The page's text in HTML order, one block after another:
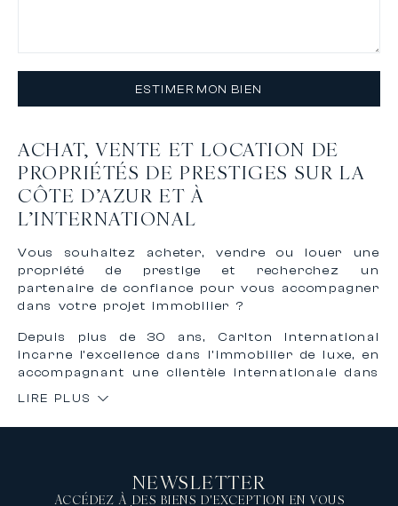
ESTIMER MON BIEN
ACHAT, VENTE ET LOCATION DE
PROPRIÉTÉS DE PRESTIGES SUR LA
CÔTE D’AZUR ET À
L’INTERNATIONAL
Vous souhaitez acheter, vendre ou louer une
propriété de prestige et recherchez un
partenaire de confiance pour vous accompagner
dans votre projet immobilier ?
Depuis plus de 30 ans, Carlton International
incarne l’excellence dans l’immobilier de luxe, en
accompagnant une clientèle internationale dans
l’international.
accompagnement personnalisé, confidentiel et
sur mesure pour concrétiser vos projets
LIRE PLUS
NEWSLETTER
ACCÉDEZ À DES BIENS D'EXCEPTION EN VOUS